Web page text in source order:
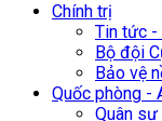
Chính trị
Tin tức -
Bộ đội
Bảo vệ
Quốc phòng -
Quân